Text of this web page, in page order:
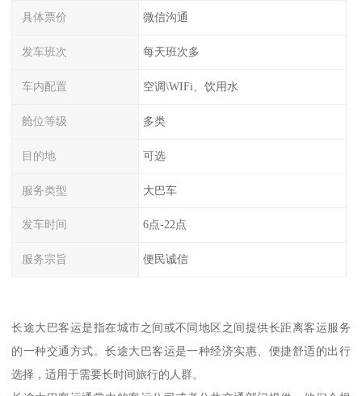
具体票价 微信沟通
发车班次 每天班次多
车内配置 空调\WIFi、饮用水
舱位等级 多类
目的地 可选
服务类型 大巴车
发车时间 6点-22点
服务宗旨 便民诚信
长途大巴客运是指在城市之间或不同地区之间提供长距离客运服务
的一种交通方式。长途大巴客运是一种经济实惠、便捷舒适的出行
选择，适用于需要长时间旅行的人群。